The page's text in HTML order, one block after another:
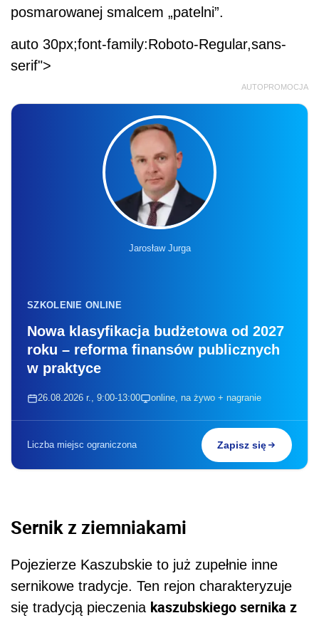
posmarowanej smalcem „patelni”.
auto 30px;font-family:Roboto-Regular,sans-
serif">
AUTOPROMOCJA
Jarosław Jurga
SZKOLENIE ONLINE
Nowa klasyfikacja budżetowa od 2027
roku – reforma finansów publicznych
w praktyce
26.08.2026 r., 9:00-13:00 online, na żywo + nagranie
Liczba miejsc ograniczona Zapisz się
Sernik z ziemniakami
Pojezierze Kaszubskie to już zupełnie inne
sernikowe tradycje. Ten rejon charakteryzuje
się tradycją pieczenia kaszubskiego sernika z